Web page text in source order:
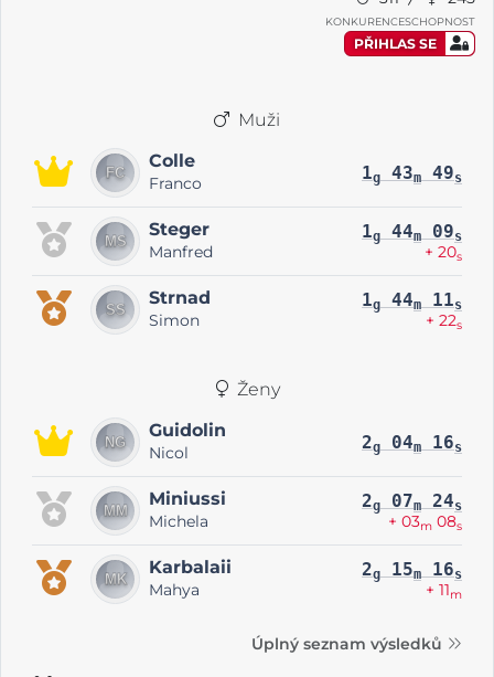
KONKURENCESCHOPNOST
PŘIHLAS SE
Muži
Colle
Franco 1g 43m 49s
Steger
Manfred
1g 44m 09s
+ 20s
Strnad
Simon
1g 44m 11s
+ 22s
Ženy
Guidolin
Nicol 2g 04m 16s
Miniussi
Michela
2g 07m 24s
+ 03m 08s
Karbalaii
Mahya
2g 15m 16s
+ 11m
Úplný seznam výsledků